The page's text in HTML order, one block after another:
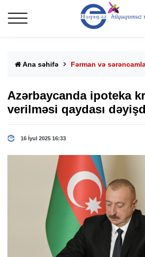
Ana səhifə Fərman və
Azərbaycanda ipoteka
verilməsi qaydası
16 İyul 2025 16:33